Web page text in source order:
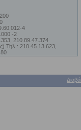
4
-2
210.89.47.374
Τηλ.: 210.45.13.623,